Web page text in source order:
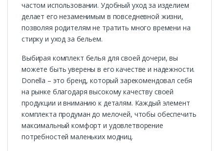
частом использовании. Удобный уход за изделием
делает его незаменимым в повседневной жизни,
позволяя родителям не тратить много времени на
стирку и уход за бельем.
Выбирая комплект белья для своей дочери, вы
можете быть уверены в его качестве и надежности.
Donella – это бренд, который зарекомендовал себя
на рынке благодаря высокому качеству своей
продукции и вниманию к деталям. Каждый элемент
комплекта продуман до мелочей, чтобы обеспечить
максимальный комфорт и удовлетворение
потребностей маленьких модниц.